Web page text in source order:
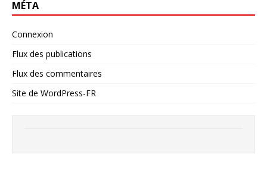
MÉTA
Connexion
Flux des publications
Flux des commentaires
Site de WordPress-FR